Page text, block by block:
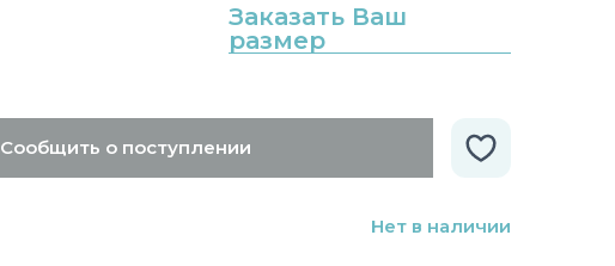
Заказать Ваш
размер
Сообщить о поступлении
Нет в наличии